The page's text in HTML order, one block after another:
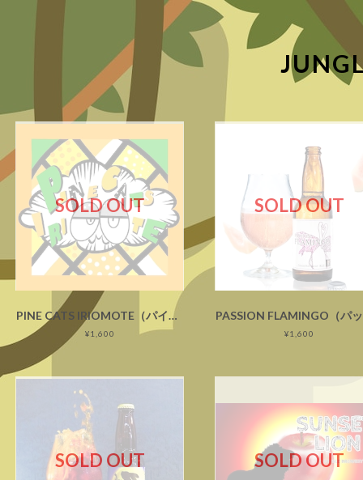
SOLD OUT
PINE CATS IRIOMOTE（パインキャッツイリオモテ）
¥1,600
SOLD OUT
¥1,600
SOLD OUT SOLD OUT